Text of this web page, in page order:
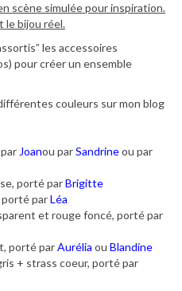
scène simulée pour inspiration.
le bijou réel.
les accessoires
pour créer un ensemble
couleurs sur mon blog
Joanou parSandrineou par
porté parBrigitte
porté parLéa
et rouge foncé, porté par
porté parAurélia ou Blandine
+ strass coeur, porté par